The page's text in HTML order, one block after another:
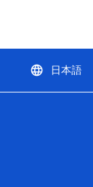
language 日本語